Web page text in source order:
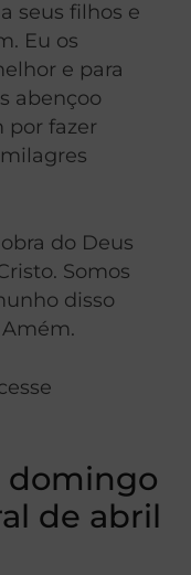
seus filhos e
Eu os
e para
abençoo
por fazer
do Deus
Somos
disso
domingo
de abril